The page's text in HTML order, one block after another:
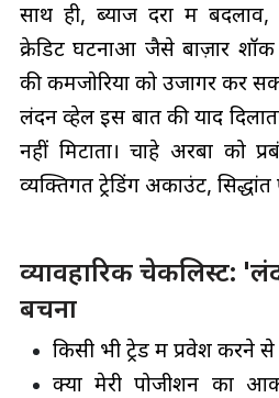
साथ ही, ब्याज दरों में बदलाव,
क्रेडिट घटनाओं जैसे बाज़ार
की कमजोरियों को उजागर कर
लंदन व्हेल इस बात की याद
नहीं मिटाता। चाहे अरबों को
व्यक्तिगत ट्रेडिंग अकाउंट,
व्यावहारिक चेकलिस्ट:
बचना
किसी भी ट्रेड में प्रवेश करने
क्या मेरी पोजीशन का